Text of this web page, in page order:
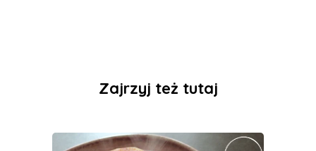
Zajrzyj też tutaj